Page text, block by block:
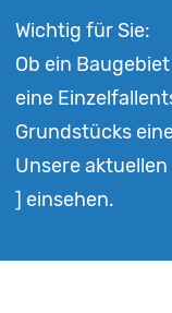
Wichtig für Sie:
Ob ein
eine
Grundstücks
Unsere
] einsehen.